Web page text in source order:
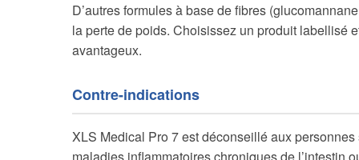
D’autres formules à base de fibres
la perte de poids. Choisissez un produit labellisé
avantageux.
Contre-indications
XLS Medical Pro 7 est déconseillé aux